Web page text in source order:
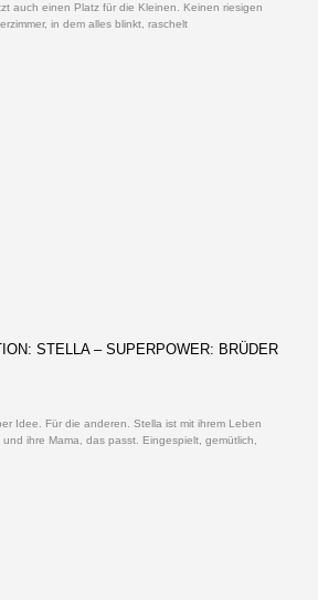
auch einen Platz für die Kleinen. Keinen riesigen
in dem alles blinkt, raschelt
STELLA – SUPERPOWER: BRÜDER
Idee. Für die anderen. Stella ist mit ihrem Leben
ihre Mama, das passt. Eingespielt, gemütlich,